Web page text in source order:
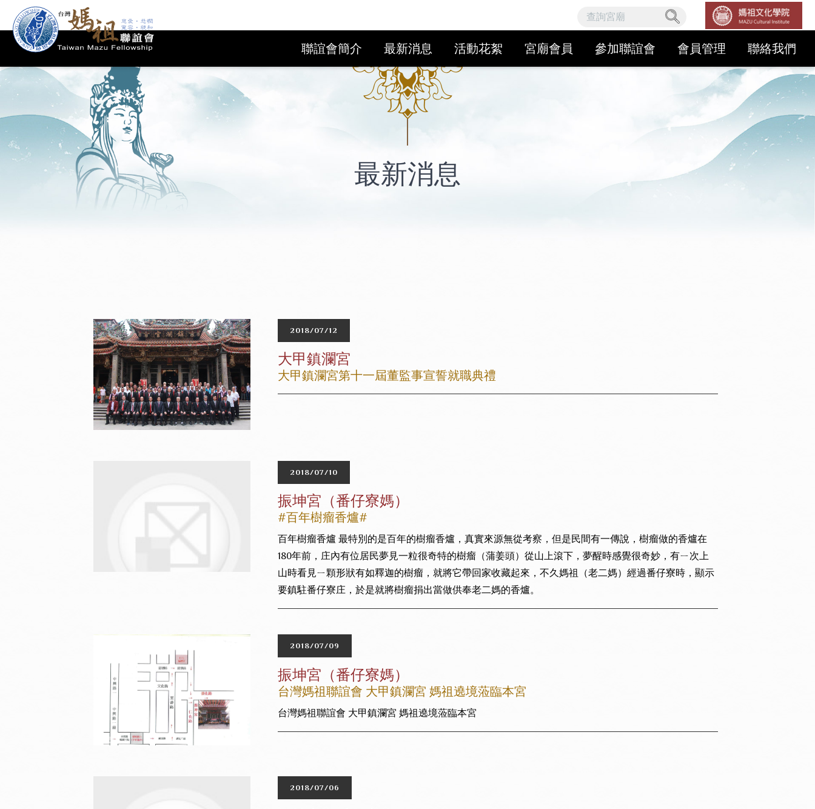
聯誼會簡介 最新消息 活動花絮 宮廟會員 參加聯誼會 會員管理 聯絡我們
最新消息
2018/07/12
大甲鎮瀾宮
大甲鎮瀾宮第十一屆董監事宣誓就職典禮
2018/07/10
振坤宮（番仔寮媽）
#百年樹瘤香爐#
百年樹瘤香爐 最特別的是百年的樹瘤香爐，真實來源無從考察，但是民間有一傳說，樹瘤做的香爐在
180年前，庄內有位居民夢見一粒很奇特的樹瘤（蒲姜頭）從山上滾下，夢醒時感覺很奇妙，有ㄧ次上
山時看見ㄧ顆形狀有如釋迦的樹瘤，就將它帶回家收藏起來，不久媽祖（老二媽）經過番仔寮時，顯示
要鎮駐番仔寮庄，於是就將樹瘤捐出當做供奉老二媽的香爐。
2018/07/09
振坤宮（番仔寮媽）
台灣媽祖聯誼會 大甲鎮瀾宮 媽祖遶境蒞臨本宮
台灣媽祖聯誼會 大甲鎮瀾宮 媽祖遶境蒞臨本宮
2018/07/06